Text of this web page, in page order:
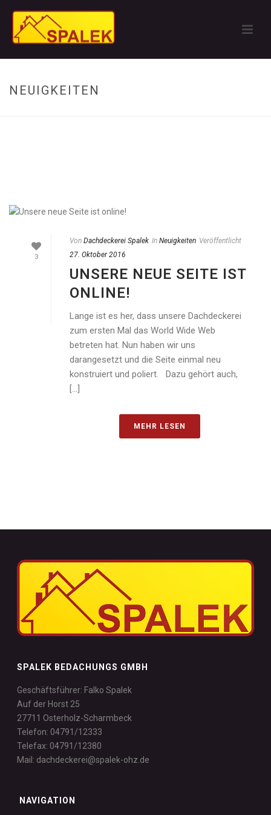
NEUIGKEITEN
3
Von Dachdeckerei Spalek In Neuigkeiten Veröffentlicht
27. Oktober 2016
UNSERE NEUE SEITE IST
ONLINE!
Lange ist es her, dass unsere Dachdeckerei
zum ersten Mal das World Wide Web
betreten hat. Nun haben wir uns
darangesetzt und die Seite einmal neu
konstruiert und poliert. Dazu gehört auch,
[...]
MEHR LESEN
SPALEK BEDACHUNGS GMBH
Geschäftsführer: Falko Spalek
Auf der Horst 25
27711 Osterholz-Scharmbeck
Telefon: 04791/12333
Telefax: 04791/12380
Mail: dachdeckerei@spalek-ohz.de
NAVIGATION